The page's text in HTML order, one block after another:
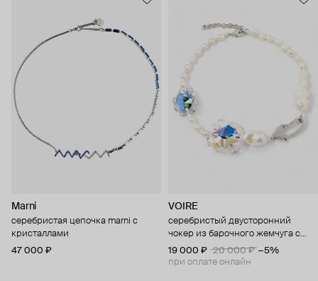
Marni
серебристая цепочка marni с
кристаллами
47 000 ₽
VOIRE
серебристый двусторонний
чокер из барочного жемчуга с
яркими кристаллами
19 000 ₽ 20 000 ₽ −5%
при оплате онлайн